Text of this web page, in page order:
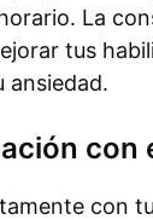
La
tus
ansiedad.
con
con